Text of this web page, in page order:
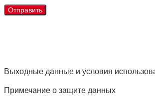
Выходные данные и условия
Примечание о защите данных